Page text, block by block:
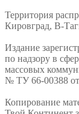
Территория
Кировград, В-
Издание
по надзору в
массовых
№ ТУ 66-00388 от
Копирование